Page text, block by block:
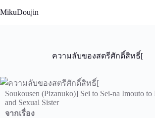
to
MikuDoujin
ความลับของสตรีศักดิ์สิทธิ์[
Soukousen (Pizanuko)] Sei to Sei-na Imouto to
and Sexual Sister
จากเรื่อง